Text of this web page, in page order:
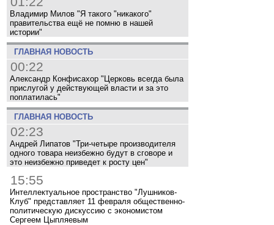
Владимир Милов "Я такого "никакого"
правительства ещё не помню в нашей
истории"
ГЛАВНАЯ НОВОСТЬ
00:22
Александр Конфисахор "Церковь всегда была
прислугой у действующей власти и за это
поплатилась"
ГЛАВНАЯ НОВОСТЬ
02:23
Андрей Липатов "Три-четыре производителя
одного товара неизбежно будут в сговоре и
это неизбежно приведет к росту цен"
15:55
Интеллектуальное пространство "Лушников-
Клуб" представляет 11 февраля общественно-
политическую дискуссию с экономистом
Сергеем Цыпляевым